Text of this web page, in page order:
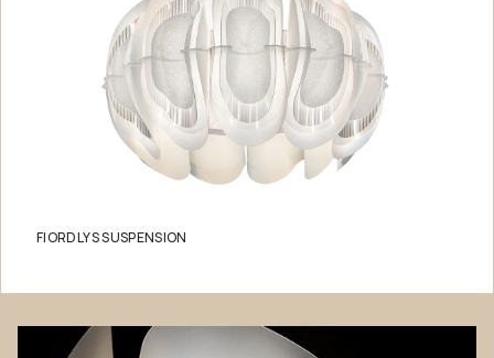
FIORDLYS SUSPENSION